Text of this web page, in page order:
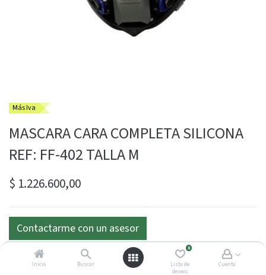
Inicio Buscar
0
Lista de
deseos
Cuenta
Más Iva
MASCARA CARA COMPLETA SILICONA
REF: FF-402 TALLA M
$ 1.226.600,00
Contactarme con un asesor